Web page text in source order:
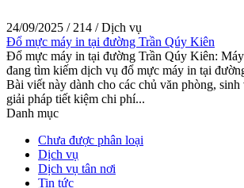
24/09/2025 / 214 /Dịch vụ
Đổ mực máy in tại đường Trần Qúy Kiên
Đổ mực máy in tại đường Trần Qúy Kiên:
đang tìm kiếm dịch vụ đổ mực máy in tại
Bài viết này dành cho các chủ văn phòng,
giải pháp tiết kiệm chi phí...
Danh mục
Chưa được phân loại
Dịch vụ
Dịch vụ tân nơi
Tin tức